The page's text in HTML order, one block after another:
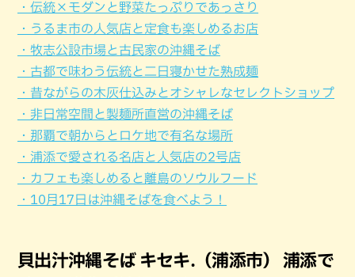
・伝統×モダンと野菜たっぷりであっさり
・うるま市の人気店と定食も楽しめるお店
・牧志公設市場と古民家の沖縄そば
・古都で味わう伝統と二日寝かせた熟成麺
・昔ながらの木灰仕込みとオシャレなセレクトショップ
・非日常空間と製麺所直営の沖縄そば
・那覇で朝からとロケ地で有名な場所
・浦添で愛される名店と人気店の2号店
・カフェも楽しめると離島のソウルフード
・10月17日は沖縄そばを食べよう！
貝出汁沖縄そば キセキ.（浦添市） 浦添で